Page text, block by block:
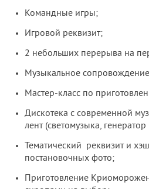
Командные игры;
Игровой реквизит;
2 небольших перерыва на
Музыкальное
Мастер-класс по
Дискотека с современной
лент (светомузыка,
Тематический реквизит и
постановочных фото;
Приготовление